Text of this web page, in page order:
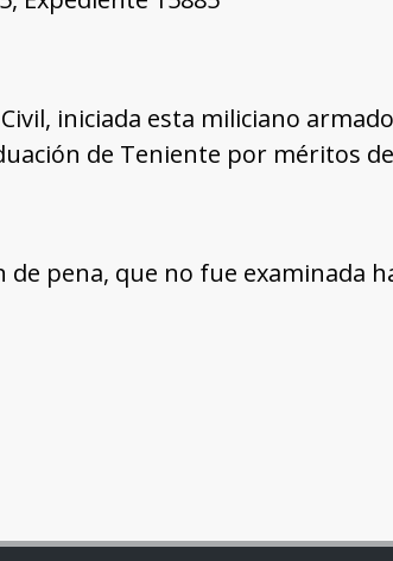
iniciada esta miliciano
de Teniente por méritos
pena, que no fue examinada